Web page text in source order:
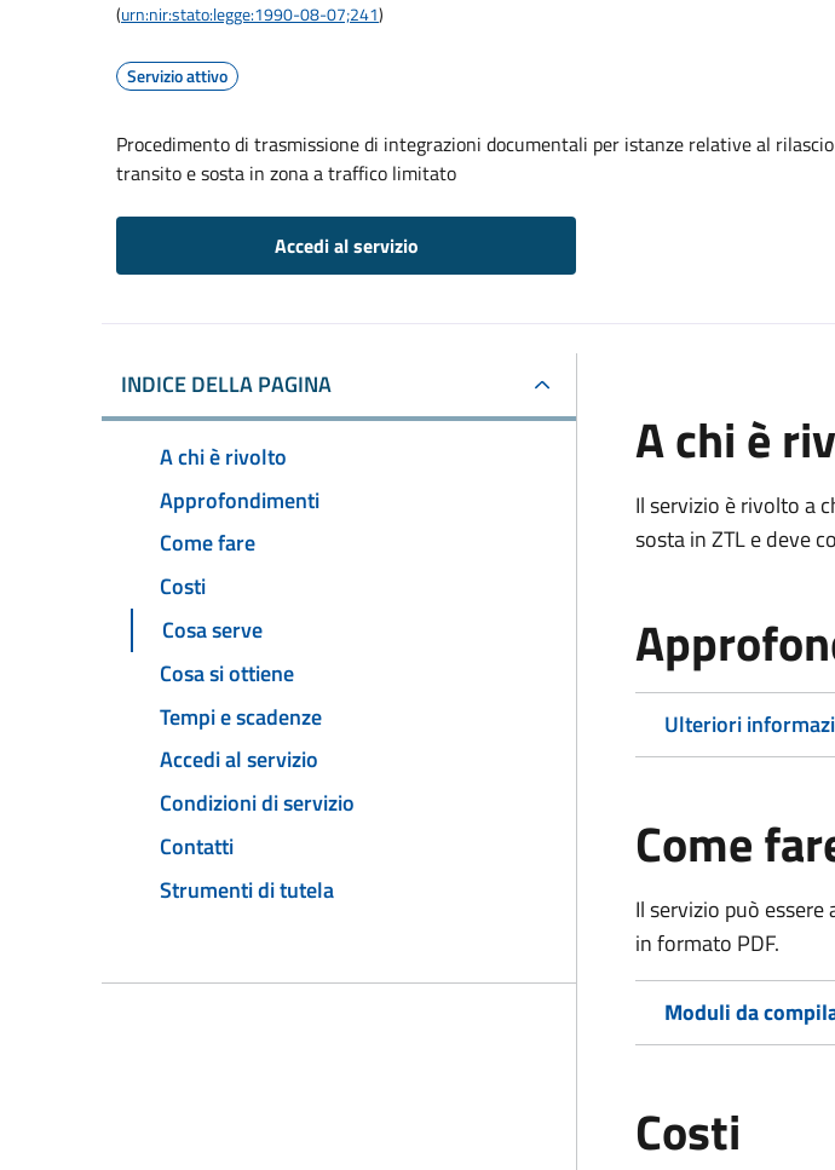
(urn:nir:stato:legge:1990-08-07;241)
Servizio attivo
Procedimento di trasmissione di integrazioni documentali per istanze relative al
transito e sosta in zona a traffico limitato
Accedi al servizio
INDICE DELLA PAGINA
A chi è rivolto
Approfondimenti
Come fare
Costi
Cosa serve
Cosa si ottiene
Tempi e scadenze
Accedi al servizio
Condizioni di servizio
Contatti
Strumenti di tutela
A chi è
Il servizio è rivolto a
sosta in ZTL e deve
Ulteriori
Come
Il servizio può
in formato PDF.
Moduli da
Costi